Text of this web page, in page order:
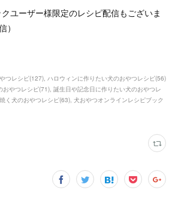
ユーザー様限定のレシピ配信もございま
）
つレシピ(127) ハロウィンに作りたい犬のおやつレシピ(56)
おやつレシピ(71) 誕生日や記念日に作りたい犬のおやつレ
く犬のおやつレシピ(63) 犬おやつオンラインレシピブック